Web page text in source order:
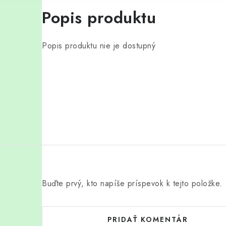
Popis produktu
Popis produktu nie je dostupný
Buďte prvý, kto napíše príspevok k tejto položke.
PRIDAŤ KOMENTÁR